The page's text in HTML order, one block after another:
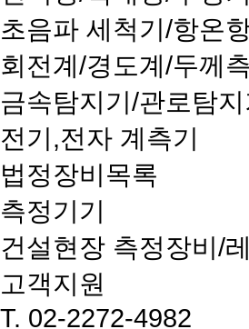
초음파 세척기/항온
회전계/경도계/두께
금속탐지기/관로탐
전기,전자 계측기
법정장비목록
측정기기
건설현장 측정장비/
고객지원
T. 02-2272-4982